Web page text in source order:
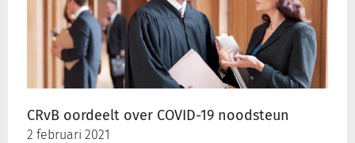
CRvB oordeelt over COVID-19 noodsteun
2 februari 2021
noodsteun